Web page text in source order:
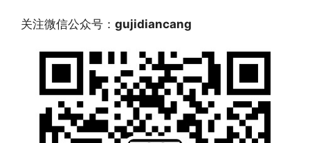
关注微信公众号： gujidiancang